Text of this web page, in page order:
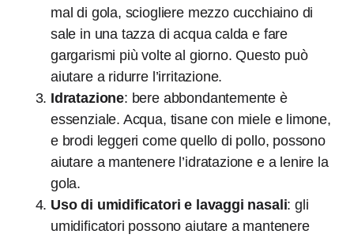
mal di gola, sciogliere mezzo cucchiaino di
sale in una tazza di acqua calda e fare
gargarismi più volte al giorno. Questo può
aiutare a ridurre l’irritazione.
Idratazione: bere abbondantemente è
essenziale. Acqua, tisane con miele e limone,
e brodi leggeri come quello di pollo, possono
aiutare a mantenere l’idratazione e a lenire la
gola.
Uso di umidificatori e lavaggi nasali: gli
umidificatori possono aiutare a mantenere